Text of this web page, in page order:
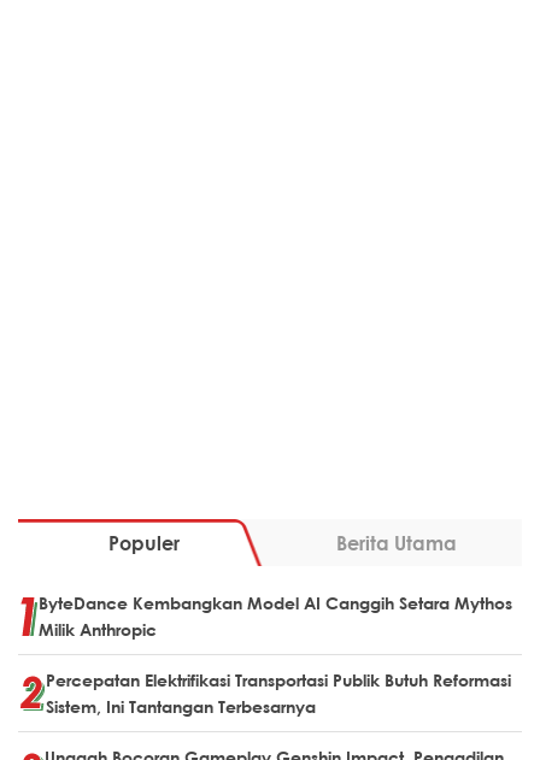
Populer Berita Utama
ByteDance Kembangkan Model AI Canggih Setara Mythos
Milik Anthropic
Percepatan Elektrifikasi Transportasi Publik Butuh Reformasi
Sistem, Ini Tantangan Terbesarnya